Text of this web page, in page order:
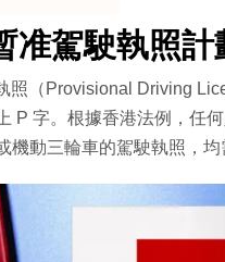
申請攻略
駕駛執照計
照（Provisional Driving
P 字。根據香港法例，任
動三輪車的駕駛執照，均